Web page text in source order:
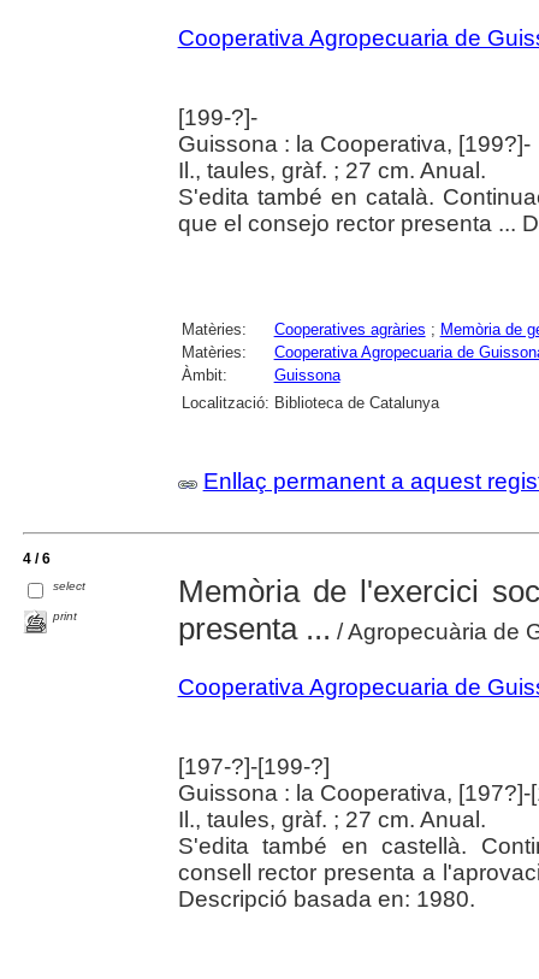
Cooperativa Agropecuaria de
[199-?]-
Guissona : la Cooperativa, [199?]-
Il., taules, gràf. ; 27 cm. Anual.
S'edita també en català.
que el consejo rector presenta ...
Matèries: Cooperatives agràries ; Memòria de
Matèries:
Cooperativa Agropecuaria de
Àmbit:
Guissona
Localització: Biblioteca de Catalunya
Enllaç permanent a aquest
4 / 6
select
print
Memòria de l'exercici
presenta ... / Agropecuària de
Cooperativa Agropecuaria de
[197-?]-[199-?]
Guissona : la Cooperativa, [197?]-
Il., taules, gràf. ; 27 cm. Anual.
S'edita també en castellà.
consell rector presenta a
Descripció basada en: 1980.